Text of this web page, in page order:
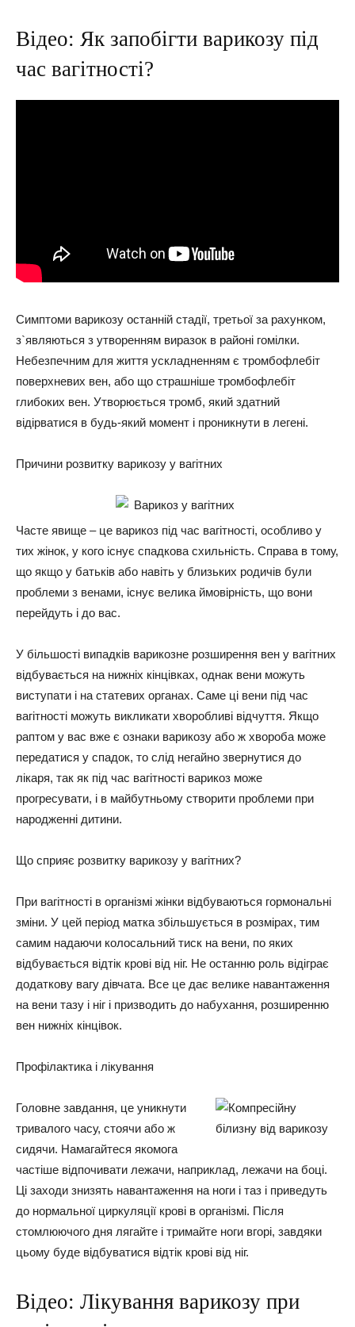
Відео: Як запобігти варикозу під
час вагітності?
Симптоми варикозу останній стадії, третьої за рахунком,
з`являються з утворенням виразок в районі гомілки.
Небезпечним для життя ускладненням є тромбофлебіт
поверхневих вен, або що страшніше тромбофлебіт
глибоких вен. Утворюється тромб, який здатний
відірватися в будь-який момент і проникнути в легені.
Причини розвитку варикозу у вагітних
Часте явище – це варикоз під час вагітності, особливо у
тих жінок, у кого існує спадкова схильність. Справа в тому,
що якщо у батьків або навіть у близьких родичів були
проблеми з венами, існує велика ймовірність, що вони
перейдуть і до вас.
У більшості випадків варикозне розширення вен у вагітних
відбувається на нижніх кінцівках, однак вени можуть
виступати і на статевих органах. Саме ці вени під час
вагітності можуть викликати хворобливі відчуття. Якщо
раптом у вас вже є ознаки варикозу або ж хвороба може
передатися у спадок, то слід негайно звернутися до
лікаря, так як під час вагітності варикоз може
прогресувати, і в майбутньому створити проблеми при
народженні дитини.
Що сприяє розвитку варикозу у вагітних?
При вагітності в організмі жінки відбуваються гормональні
зміни. У цей період матка збільшується в розмірах, тим
самим надаючи колосальний тиск на вени, по яких
відбувається відтік крові від ніг. Не останню роль відіграє
додаткову вагу дівчата. Все це дає велике навантаження
на вени тазу і ніг і призводить до набухання, розширенню
вен нижніх кінцівок.
Профілактика і лікування
Головне завдання, це уникнути
тривалого часу, стоячи або ж
сидячи. Намагайтеся якомога
частіше відпочивати лежачи, наприклад, лежачи на боці.
Ці заходи знизять навантаження на ноги і таз і приведуть
до нормальної циркуляції крові в організмі. Після
стомлюючого дня лягайте і тримайте ноги вгорі, завдяки
цьому буде відбуватися відтік крові від ніг.
Відео: Лікування варикозу при